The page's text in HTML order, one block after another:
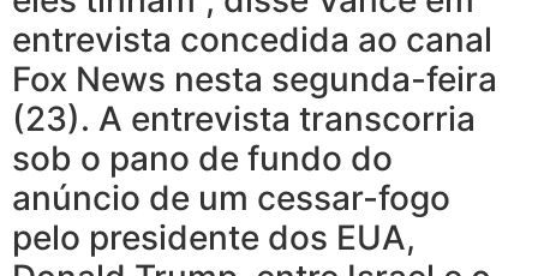
entrevista concedida ao canal
Fox News nesta segunda-feira
(23). A entrevista transcorria
sob o pano de fundo do
anúncio de um cessar-fogo
pelo presidente dos EUA,